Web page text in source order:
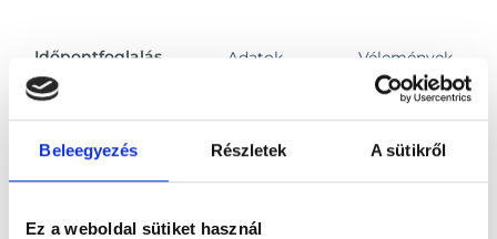
Beleegyezés Részletek A sütikről
Ez a weboldal sütiket használ
Időpontfoglalás Adatok Vélemények